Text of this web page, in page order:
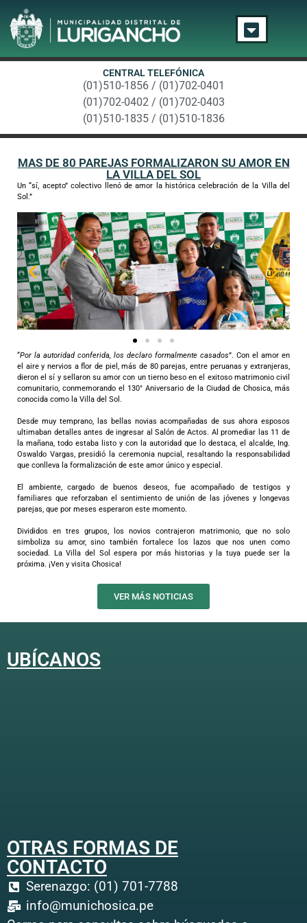
CENTRAL TELEFÓNICA
(01)510-1856 / (01)702-0401
(01)702-0402 / (01)702-0403
(01)510-1835 / (01)510-1836
MAS DE 80 PAREJAS FORMALIZARON SU AMOR EN
LA VILLA DEL SOL
Un “sí, acepto” colectivo llenó de amor la histórica celebración de la Villa del
Sol.”
“Por la autoridad conferida, los declaro formalmente casados”. Con el amor en
el aire y nervios a flor de piel, más de 80 parejas, entre peruanas y extranjeras,
dieron el sí y sellaron su amor con un tierno beso en el exitoso matrimonio civil
comunitario, conmemorando el 130° Aniversario de la Ciudad de Chosica, más
conocida como la Villa del Sol.
Desde muy temprano, las bellas novias acompañadas de sus ahora esposos
ultimaban detalles antes de ingresar al Salón de Actos. Al promediar las 11 de
la mañana, todo estaba listo y con la autoridad que lo destaca, el alcalde, Ing.
Oswaldo Vargas, presidió la ceremonia nupcial, resaltando la responsabilidad
que conlleva la formalización de este amor único y especial.
El ambiente, cargado de buenos deseos, fue acompañado de testigos y
familiares que reforzaban el sentimiento de unión de las jóvenes y longevas
parejas, que por meses esperaron este momento.
Divididos en tres grupos, los novios contrajeron matrimonio, que no solo
simboliza su amor, sino también fortalece los lazos que nos unen como
sociedad. La Villa del Sol espera por más historias y la tuya puede ser la
próxima. ¡Ven y visita Chosica!
VER MÁS NOTICIAS
UBÍCANOS
OTRAS FORMAS DE
CONTACTO
Serenazgo: (01) 701-7788
info@munichosica.pe